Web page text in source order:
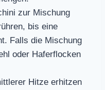
zur Mischung
bis eine
Falls die Mischung
oder Haferflocken
Hitze erhitzen